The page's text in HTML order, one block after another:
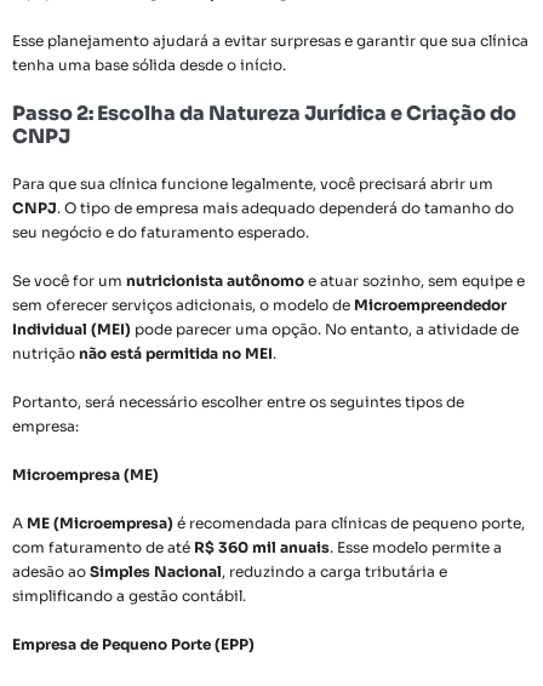
Esse planejamento ajudará a evitar surpresas e garantir que sua clínica
tenha uma base sólida desde o início.
Passo 2: Escolha da Natureza Jurídica e Criação do
CNPJ
Para que sua clínica funcione legalmente, você precisará abrir um
CNPJ. O tipo de empresa mais adequado dependerá do tamanho do
seu negócio e do faturamento esperado.
Se você for um nutricionista autônomo e atuar sozinho, sem equipe e
sem oferecer serviços adicionais, o modelo de Microempreendedor
Individual (MEI) pode parecer uma opção. No entanto, a atividade de
nutrição não está permitida no MEI.
Portanto, será necessário escolher entre os seguintes tipos de
empresa:
Microempresa (ME)
A ME (Microempresa) é recomendada para clínicas de pequeno porte,
com faturamento de até R$ 360 mil anuais. Esse modelo permite a
adesão ao Simples Nacional, reduzindo a carga tributária e
simplificando a gestão contábil.
Empresa de Pequeno Porte (EPP)